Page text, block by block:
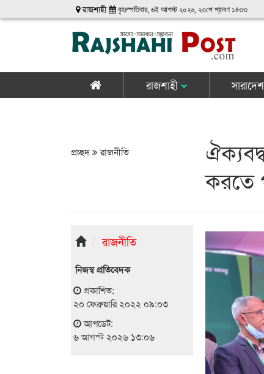
রাজশাহী বৃহঃস্পতিবার, ৬ই আগস্ট ২০২৬, ২৩শে শ্রাবণ ১৪৩৩
রাজশাহী সারাদেশ
প্রচ্ছদ রাজনীতি
করতে
রাজনীতি
নিজস্ব প্রতিবেদক
প্রকাশিত:
২০ ফেব্রুয়ারি ২০২২ ০৯:০৩
আপডেট:
৬ আগস্ট ২০২৬ ১৩:০৬